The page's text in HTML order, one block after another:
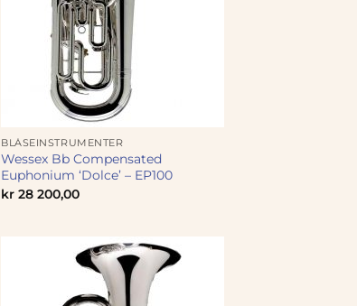
BLÅSEINSTRUMENTER
Wessex Bb Compensated
Euphonium ‘Dolce’ – EP100
kr 28 200,00